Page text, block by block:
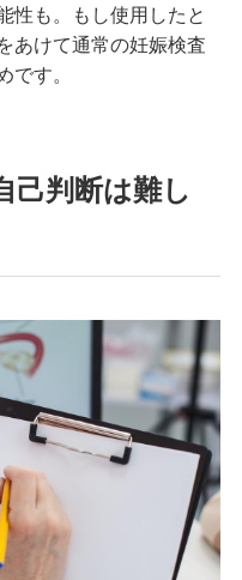
性も。もし使用したと
あけて通常の妊娠検査
です。
己判断は難し